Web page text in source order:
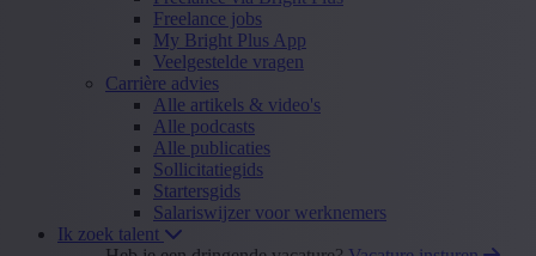
Freelance jobs
My Bright Plus App
Veelgestelde vragen
Carrière advies
Alle artikels & video's
Alle podcasts
Alle publicaties
Sollicitatiegids
Startersgids
Salariswijzer voor werknemers
Ik zoek talent